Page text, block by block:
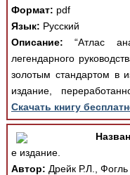
Формат: pdf
Язык: Русский
Описание: “Атлас
легендарного
золотым стандартом в
издание,
Скачать книгу
е издание.
Автор: Дрейк Р.Л.,